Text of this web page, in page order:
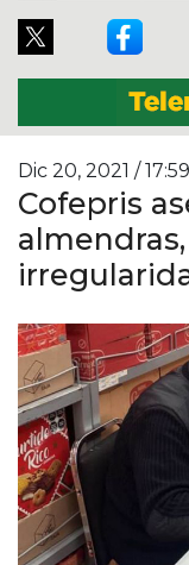
Dic 20, 2021 / 17:59
Cofepris